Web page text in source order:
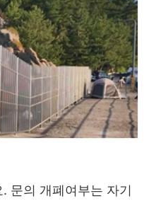
문의 개폐여부는 자기